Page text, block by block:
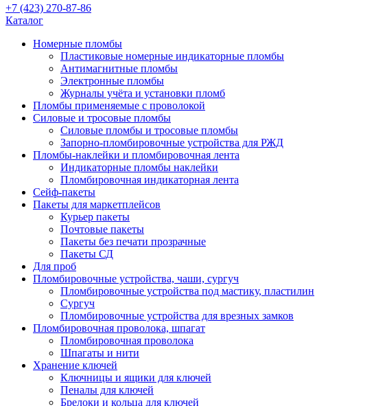
+7 (423) 270-87-86
Каталог
Номерные пломбы
Пластиковые номерные индикаторные пломбы
Антимагнитные пломбы
Электронные пломбы
Журналы учёта и установки пломб
Пломбы применяемые с проволокой
Силовые и тросовые пломбы
Силовые пломбы и тросовые пломбы
Запорно-пломбировочные устройства для РЖД
Пломбы-наклейки и пломбировочная лента
Индикаторные пломбы наклейки
Пломбировочная индикаторная лента
Сейф-пакеты
Пакеты для маркетплейсов
Курьер пакеты
Почтовые пакеты
Пакеты без печати прозрачные
Пакеты СД
Для проб
Пломбировочные устройства, чаши, сургуч
Пломбировочные устройства под мастику, пластилин
Сургуч
Пломбировочные устройства для врезных замков
Пломбировочная проволока, шпагат
Пломбировочная проволока
Шпагаты и нити
Хранение ключей
Ключницы и ящики для ключей
Пеналы для ключей
Брелоки и кольца для ключей